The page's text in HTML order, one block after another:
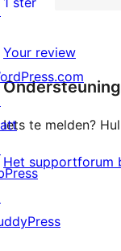
beoordelingen
sterren
beoordelingen
Your review
Ondersteuning
Iets te melden?
Het supportforum